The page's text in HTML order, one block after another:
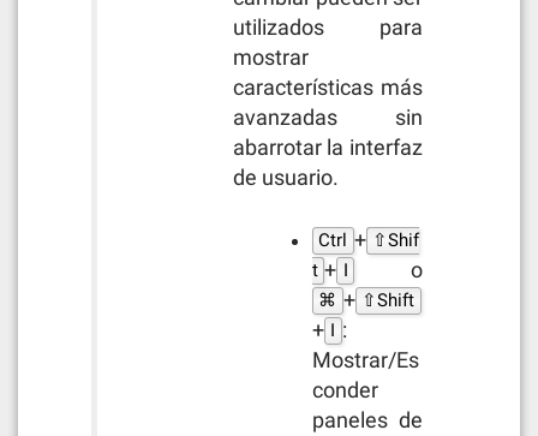
utilizados para
mostrar
características más
avanzadas sin
abarrotar la interfaz
de usuario.
Ctrl + ⇧Shif
t + I o
⌘ + ⇧Shift
+ I :
Mostrar/Es
conder
paneles de